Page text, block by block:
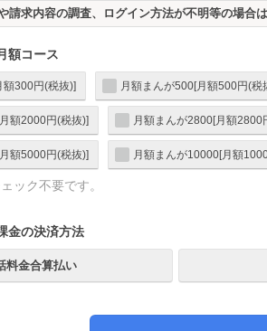
請求内容の調査、ログイン方法が不明等の場合
額コース
額300円(税抜)] 月額まんが500[月額500円(税
額2000円(税抜)] 月額まんが2800[月額2800
額5000円(税抜)] 月額まんが10000[月額
ック不要です。
金の決済方法
料金合算払い